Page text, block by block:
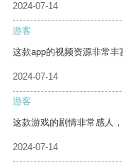
2024-07-14
游客
这款app的视频资源非常丰
2024-07-14
游客
这款游戏的剧情非常感人
2024-07-14